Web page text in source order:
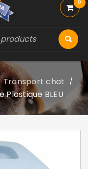
0
Transport chat /
Plastique BLEU